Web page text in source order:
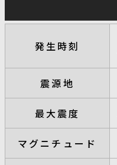
発生時刻
震源地
最大震度
マグニチュード